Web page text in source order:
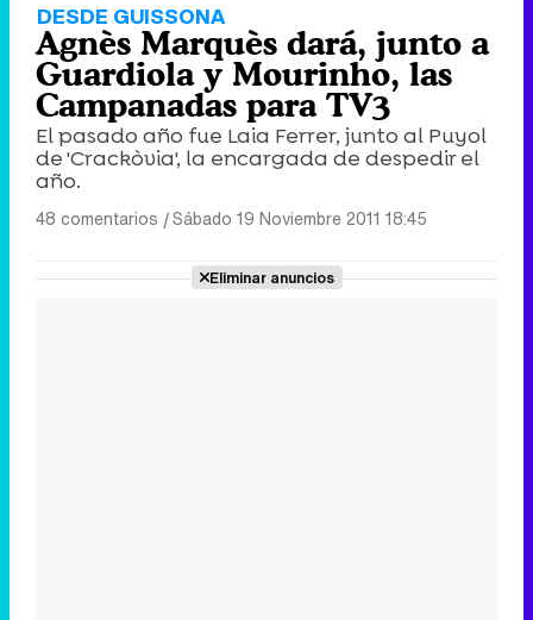
DESDE GUISSONA
Agnès Marquès dará, junto a
Guardiola y Mourinho, las
Campanadas para TV3
El pasado año fue Laia Ferrer, junto al Puyol
de 'Crackòvia', la encargada de despedir el
año.
48 comentarios |Sábado 19 Noviembre 2011 18:45
Eliminar anuncios